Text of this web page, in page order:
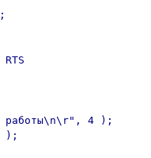
RTS
4 );
);